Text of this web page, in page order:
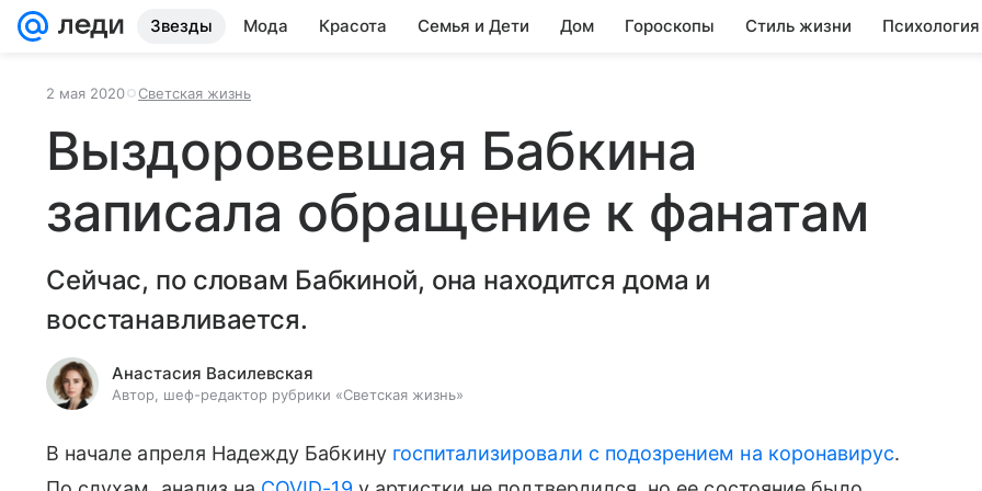
Звезды Мода Красота Семья и Дети Дом Гороскопы Стиль жизни Психология
2 мая 2020 Светская жизнь
Выздоровевшая Бабкина
записала обращение к фанатам
Сейчас, по словам Бабкиной, она находится дома и
восстанавливается.
Анастасия Василевская
Автор, шеф-редактор рубрики «Светская жизнь»
В начале апреля Надежду Бабкину госпитализировали с подозрением на коронавирус.